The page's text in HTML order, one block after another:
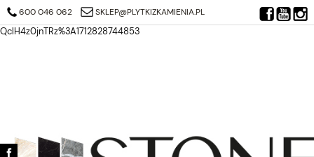
https://search.google.com/search-console/verification-download?
QclH4z0jnTRz%3A1712828744853
600 046 062 SKLEP@PLYTKIZKAMIENIA.PL